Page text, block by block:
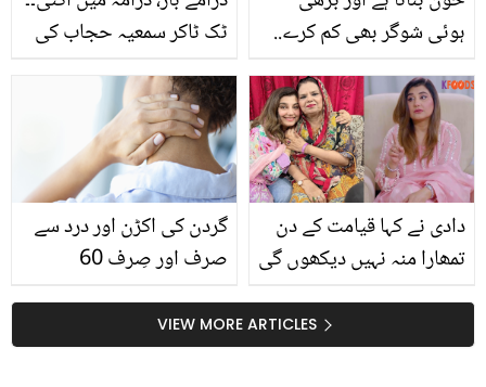
ٹک ٹاکر سمعیہ حجاب کی
چیخ اُٹھے
ہوئی شوگر بھی کم کرے..
طریقہ اور اس کے لاتعداد
فائدے
گردن کی اکڑن اور درد سے
صرف اور صِرف 60
جانیں وہ کونسا طریقہ ہے
جس سے آپ گردن کے درد
دادی نے کہا قیامت کے دن
تمھارا منہ نہیں دیکھوں گی
سے پہلے اداکاری کیوں
چھوڑنی پڑی تھی؟
VIEW MORE ARTICLES